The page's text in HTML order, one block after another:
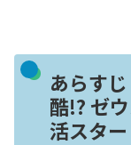
あらす
酷!? ゼ
活スター